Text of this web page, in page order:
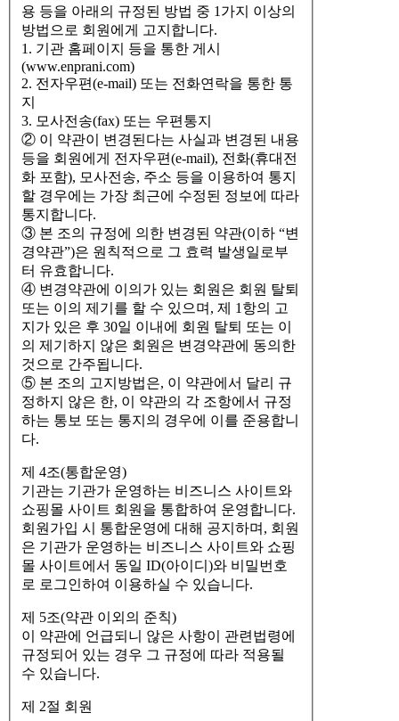
용 등을 아래의 규정된 방법 중 1가지 이상의
방법으로 회원에게 고지합니다.
1. 기관 홈페이지 등을 통한 게시
(www.enprani.com)
2. 전자우편(e-mail) 또는 전화연락을 통한 통
지
3. 모사전송(fax) 또는 우편통지
② 이 약관이 변경된다는 사실과 변경된 내용
등을 회원에게 전자우편(e-mail), 전화(휴대전
화 포함), 모사전송, 주소 등을 이용하여 통지
할 경우에는 가장 최근에 수정된 정보에 따라
통지합니다.
③ 본 조의 규정에 의한 변경된 약관(이하 “변
경약관”)은 원칙적으로 그 효력 발생일로부
터 유효합니다.
④ 변경약관에 이의가 있는 회원은 회원 탈퇴
또는 이의 제기를 할 수 있으며, 제 1항의 고
지가 있은 후 30일 이내에 회원 탈퇴 또는 이
의 제기하지 않은 회원은 변경약관에 동의한
것으로 간주됩니다.
⑤ 본 조의 고지방법은, 이 약관에서 달리 규
정하지 않은 한, 이 약관의 각 조항에서 규정
하는 통보 또는 통지의 경우에 이를 준용합니
다.
제 4조(통합운영)
기관는 기관가 운영하는 비즈니스 사이트와
쇼핑몰 사이트 회원을 통합하여 운영합니다.
회원가입 시 통합운영에 대해 공지하며, 회원
은 기관가 운영하는 비즈니스 사이트와 쇼핑
몰 사이트에서 동일 ID(아이디)와 비밀번호
로 로그인하여 이용하실 수 있습니다.
제 5조(약관 이외의 준칙)
이 약관에 언급되니 않은 사항이 관련법령에
규정되어 있는 경우 그 규정에 따라 적용될
수 있습니다.
제 2절 회원